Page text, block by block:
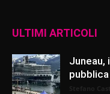
ULTIMI ARTICOLI
Juneau,